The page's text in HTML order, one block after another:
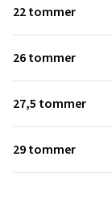
22 tommer
26 tommer
27,5 tommer
29 tommer